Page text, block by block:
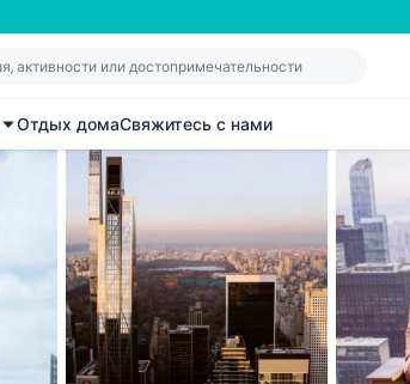
Отдых домаСвяжитесь с нами